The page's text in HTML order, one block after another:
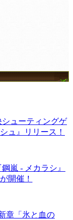
ューティングゲ
ュ』リリース！
嵐 - メカラシ』
開催！
章「氷と血の